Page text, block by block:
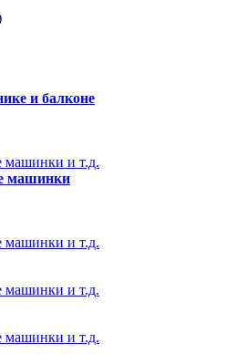
и балконе
и т.д.
машинки
и т.д.
и т.д.
и т.д.